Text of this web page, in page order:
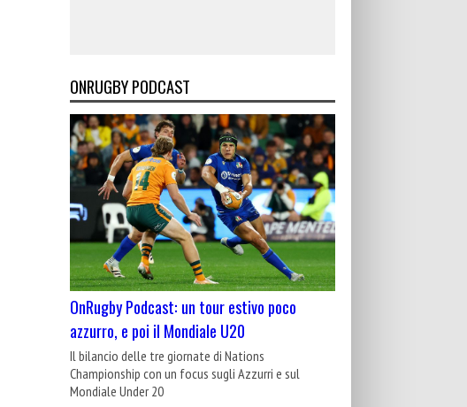
ONRUGBY PODCAST
OnRugby Podcast: un tour estivo poco
azzurro, e poi il Mondiale U20
Il bilancio delle tre giornate di Nations
Championship con un focus sugli Azzurri e sul
Mondiale Under 20